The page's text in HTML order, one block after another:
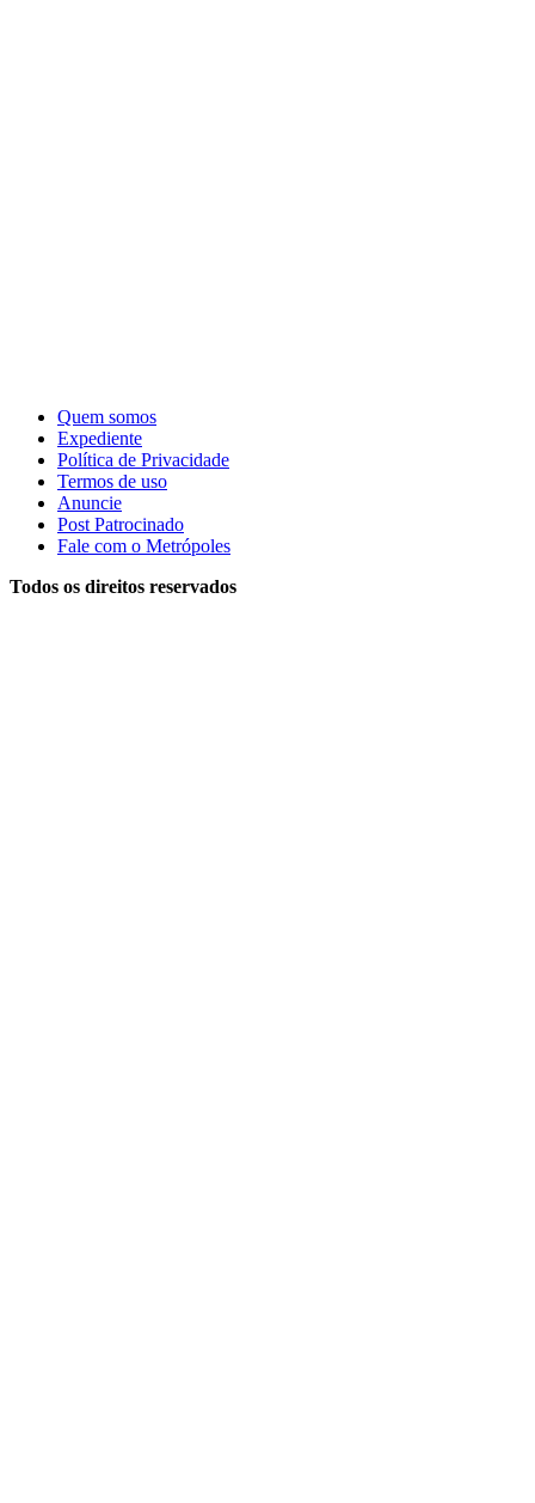
Quem somos
Expediente
Política de Privacidade
Termos de uso
Anuncie
Post Patrocinado
Fale com o Metrópoles
Todos os direitos reservados